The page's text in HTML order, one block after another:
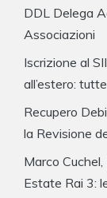
DDL Delega
Associazioni
Iscrizione al
all’estero:
Recupero
la Revisione
Marco
Estate Rai 3: